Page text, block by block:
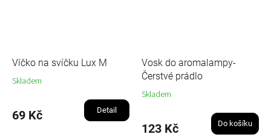
Víčko na svíčku Lux M
Skladem
69 Kč Detail
Vosk do aromalampy-
Čerstvé prádlo
Skladem
123 Kč Do košíku